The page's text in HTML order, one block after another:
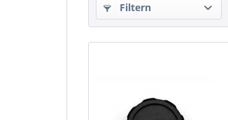
Filtern